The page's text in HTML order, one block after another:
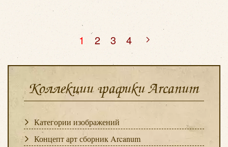
1 2 3 4
Коллекции графики Arcanum
Категории изображений
Концепт арт сборник Arcanum